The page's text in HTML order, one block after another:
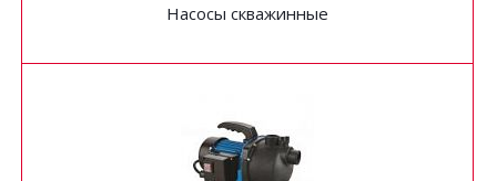
Насосы скважинные